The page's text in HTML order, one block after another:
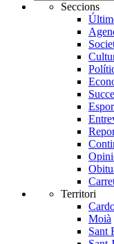
Seccions
Territori
Moià
Sant